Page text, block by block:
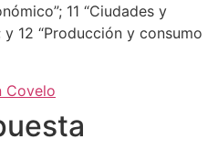
11 “Ciudades y
12 “Producción y consumo
Covelo